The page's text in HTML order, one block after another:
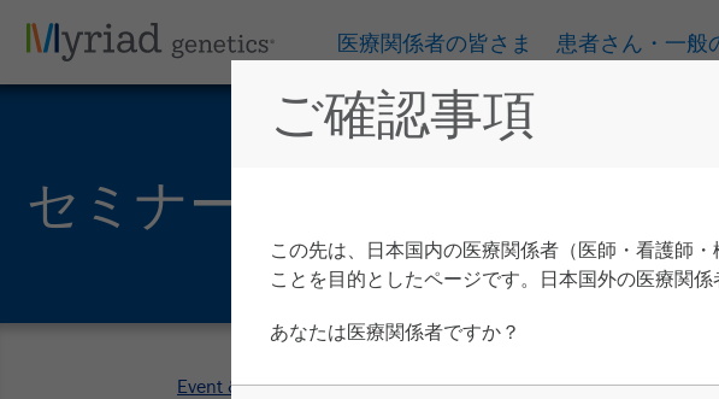
医療関係者の皆さま 患者さん・一般
セミナー アーカイブス
Event & Seminar Reports>BRCA1/2 遺伝学的検査とHBOC 診
ご確認事項
この先は、日本国内の医療関係者（医師・看護師
ことを目的としたページです。日本国外の医療関
あなたは医療関係者ですか？